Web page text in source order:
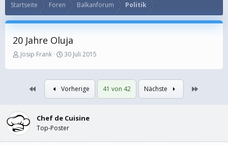
Startseite Foren Balkanforum Politik
20 Jahre Oluja
E
s
e
r
Josip Frank
E
s
t
e
l
t
a
30 Juli 2015
Vorherige 41 von 42 Nächste
Chef de Cuisine
Top-Poster